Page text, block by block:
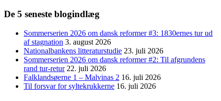
De 5 seneste blogindlæg
Sommerserien 2026 om dansk reformer #3: 1830ernes tur ud
af stagnation 3. august 2026
Nationalbankens litteraturstudie 23. juli 2026
Sommerserien 2026 om dansk reformer #2: Til afgrundens
rand tur-retur 22. juli 2026
Falklandsøerne 1 – Malvinas 2 16. juli 2026
Til forsvar for syltekrukkerne 16. juli 2026